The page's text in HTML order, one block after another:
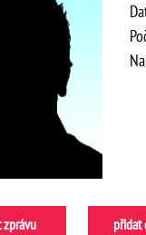
zprávu přidat